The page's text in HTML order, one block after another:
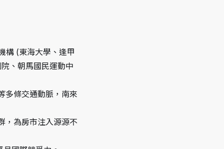
構 (東海大學、逢甲
、朝馬國民運動中
多條交通動脈，南來
，為房市注入源源不